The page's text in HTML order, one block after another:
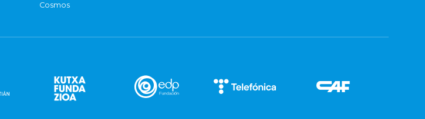
Cosmos